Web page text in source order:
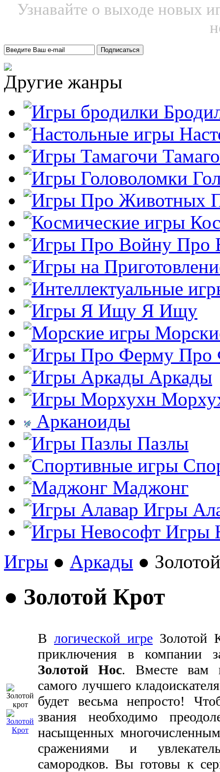
Узнавайте о выходе новых
Другие жанры
Про
Я Ищу
Про
Аркады
Арканоиды
Пазлы
Маджонг
Игры
Игры
Игры ● Аркады ●
● Золотой Крот
В логической игре Золотой
приключения в компании
Золотой Нос. Вместе вам
самого лучшего
будет весьма непросто!
звания необходимо
насыщенных
сражениями и
самородков. Вы готовы к